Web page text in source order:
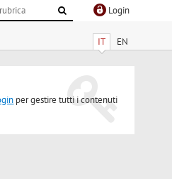
Login
IT EN
per gestire tutti i contenuti